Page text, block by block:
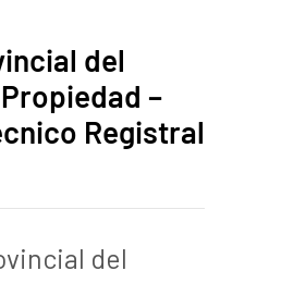
del
–
Registral
del